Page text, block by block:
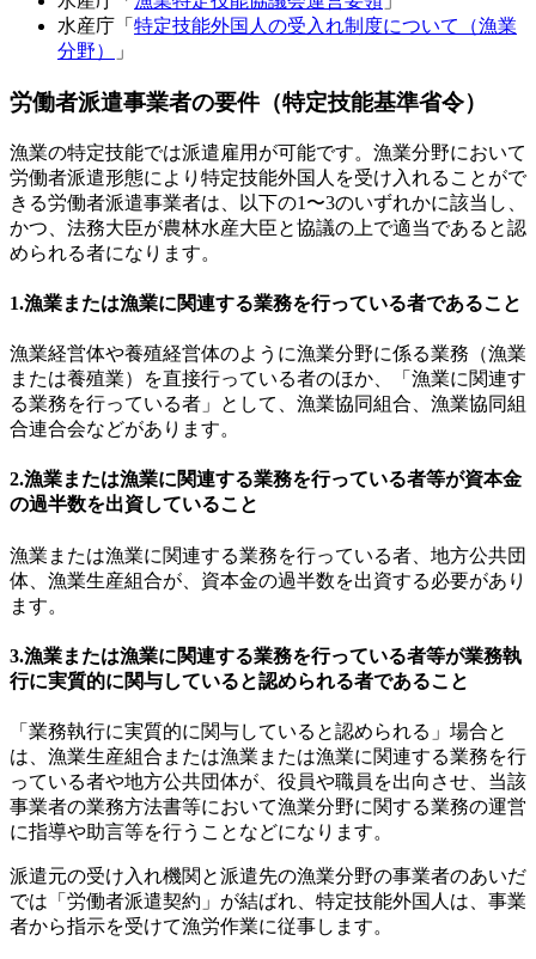
水産庁「 特定技能外国人の受入れ制度について（漁業
分野）
」
労働者派遣事業者の要件（特定技能基準省令）
漁業の特定技能では派遣雇用が可能です。漁業分野において
労働者派遣形態により特定技能外国人を受け入れることがで
きる労働者派遣事業者は、以下の1〜3のいずれかに該当し、
かつ、法務大臣が農林水産大臣と協議の上で適当であると認
められる者になります。
1.漁業または漁業に関連する業務を行っている者であること
漁業経営体や養殖経営体のように漁業分野に係る業務（漁業
または養殖業）を直接行っている者のほか、「漁業に関連す
る業務を行っている者」として、漁業協同組合、漁業協同組
合連合会などがあります。
2.漁業または漁業に関連する業務を行っている者等が資本金
の過半数を出資していること
漁業または漁業に関連する業務を行っている者、地方公共団
体、漁業生産組合が、資本金の過半数を出資する必要があり
ます。
3.漁業または漁業に関連する業務を行っている者等が業務執
行に実質的に関与していると認められる者であること
「業務執行に実質的に関与していると認められる」場合と
は、漁業生産組合または漁業または漁業に関連する業務を行
っている者や地方公共団体が、役員や職員を出向させ、当該
事業者の業務方法書等において漁業分野に関する業務の運営
に指導や助言等を行うことなどになります。
派遣元の受け入れ機関と派遣先の漁業分野の事業者のあいだ
では「労働者派遣契約」が結ばれ、特定技能外国人は、事業
者から指示を受けて漁労作業に従事します。